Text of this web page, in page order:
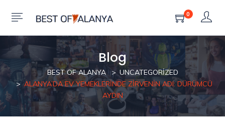
0
Blog
BEST OF ALANYA
UNCATEGORIZED
ALANYA’DA EV YEMEKLERINDE ZIRVENIN ADI: DÜRÜMCÜ
AYDIN